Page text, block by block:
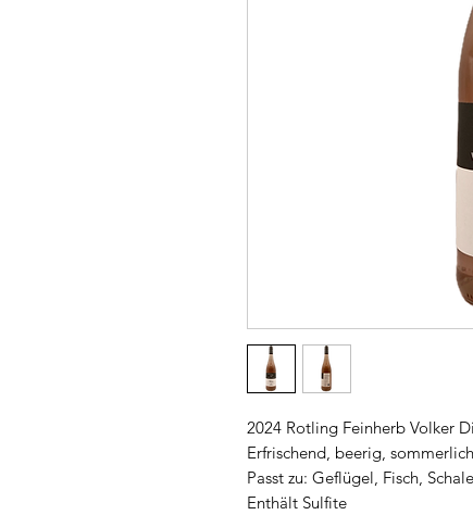
2024 Rotling Feinherb Volker
Erfrischend, beerig, sommerlich
Passt zu: Geflügel, Fisch,
Enthält Sulfite